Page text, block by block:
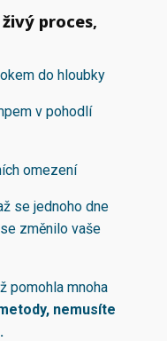
proces,
do hloubky
v pohodlí
omezení
se jednoho dne
změnilo vaše
pomohla mnoha
nemusíte